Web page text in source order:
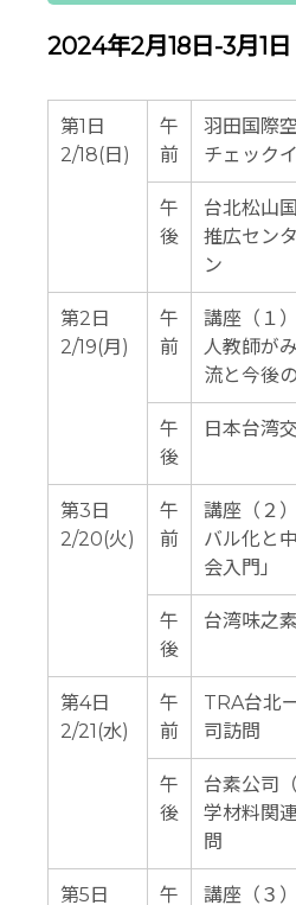
2024年2月18日-3月1日
第1日
2/18(日)
午
前
羽田国際
チェック
午
後
台北松山
推広セン
ン
第2日
2/19(月)
午
前
講座（１
人教師が
流と今後
午
後
日本台湾
第3日
2/20(火)
午
前
講座（２
バル化と
会入門」
午
後
台湾味之
第4日
2/21(水)
午
前
TRA台北
司訪問
午
後
台素公司
学材料関
問
第5日 午 講座（３